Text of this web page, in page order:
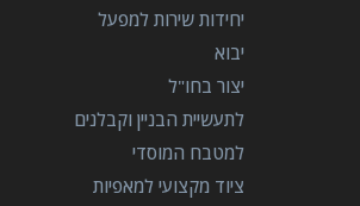
יחידות שירות למפעל
יבוא
יצור בחו"ל
לתעשיית הבניין וקבלנים
למטבח המוסדי
ציוד מקצועי למאפיות